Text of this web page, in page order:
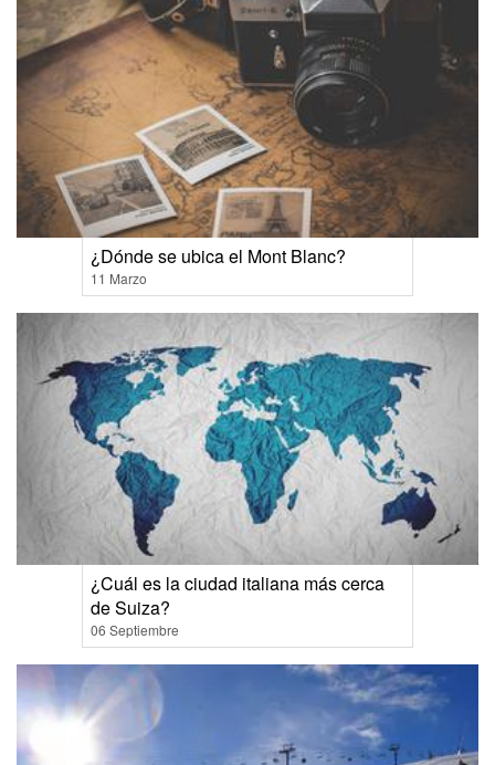
¿Dónde se ubica el Mont Blanc?
11 Marzo
¿Cuál es la ciudad italiana más cerca
de Suiza?
06 Septiembre